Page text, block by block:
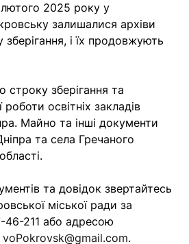
2025 року у
залишалися архіви
і їх продовжують
строку зберігання та
освітніх закладів
Майно та інші документи
та села Гречаного
та довідок звертайтесь
міської ради за
211 або адресою
voPokrovsk@gmail.com.